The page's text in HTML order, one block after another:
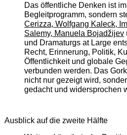
Das öffentliche Denken ist
Begleitprogramm, sondern
Cerizza, Wolfgang Kaleck,
Salemy, Manuela Bojadžijev
und Dramaturgs at Large
Recht, Erinnerung, Politik,
Öffentlichkeit und globale
verbunden werden. Das
nicht nur gezeigt wird,
gedacht und widersprochen
Ausblick auf die zweite Hälfte